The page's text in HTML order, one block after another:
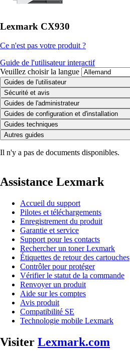
Lexmark CX930
Ce n'est pas votre produit ?
Guide de l'utilisateur interactif
Veuillez choisir la langue
Guides de l'utilisateur
Sécurité et avis
Guides de l'administrateur
Guides de configuration et d'installation
Guides techniques
Autres guides
Il n'y a pas de documents disponibles.
Assistance Lexmark
Accueil du support
Pilotes et téléchargements
Enregistrement du produit
Garantie et service
Support pour les contacts
Rechercher un toner Lexmark
Étiquettes de retour des cartouches
Contrôler pour protéger
Vérifier le statut de la commande
Renvoyer un produit
Aide sur les comptes
Avis produit
Compatibilité SE
Technologie mobile Lexmark
Visiter Lexmark.com